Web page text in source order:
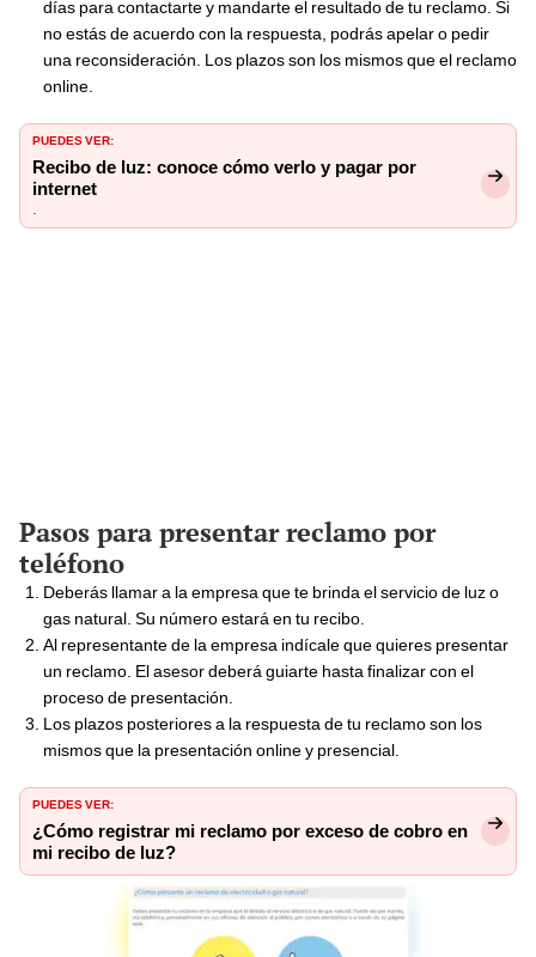
días para contactarte y mandarte el resultado de tu reclamo. Si
no estás de acuerdo con la respuesta, podrás apelar o pedir
una reconsideración. Los plazos son los mismos que el reclamo
online.
PUEDES VER:
Recibo de luz: conoce cómo verlo y pagar por
internet
Pasos para presentar reclamo por
teléfono
Deberás llamar a la empresa que te brinda el servicio de luz o
gas natural. Su número estará en tu recibo.
Al representante de la empresa indícale que quieres presentar
un reclamo. El asesor deberá guiarte hasta finalizar con el
proceso de presentación.
Los plazos posteriores a la respuesta de tu reclamo son los
mismos que la presentación online y presencial.
PUEDES VER:
¿Cómo registrar mi reclamo por exceso de cobro en
mi recibo de luz?